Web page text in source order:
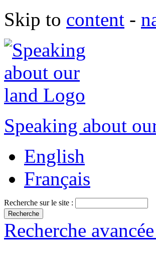
Skip to content -
Speaking about
English
Français
Recherche sur le site :
Recherche